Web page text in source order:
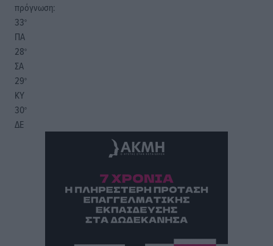
πρόγνωση:
33°
ΠΑ
28°
ΣΑ
29°
ΚΥ
30°
ΔΕ